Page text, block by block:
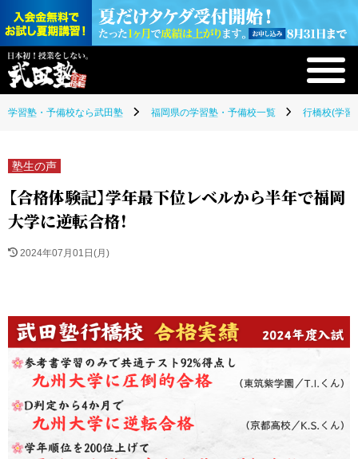
学習塾・予備校なら武田塾 福岡県の学習塾・予備校一覧 行橋校(学習
塾生の声
【合格体験記】学年最下位レベルから半年で福岡
大学に逆転合格！
2024年07月01日(月)